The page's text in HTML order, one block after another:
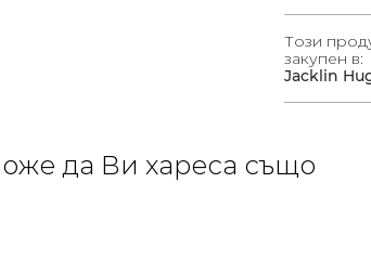
Този
закупен в:
Jacklin
да Ви хареса също